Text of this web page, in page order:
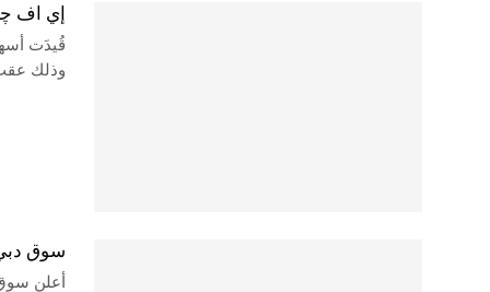
إي اف
قُيدَت
وذلك
سوق دبي
أعلن